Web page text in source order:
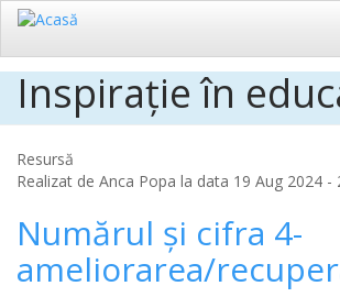
Sari
conținutul
Inspirație în
Resursă
Realizat de Anca Popa la data 19 Aug 2024 -
Numărul și cifra 4-
ameliorarea/